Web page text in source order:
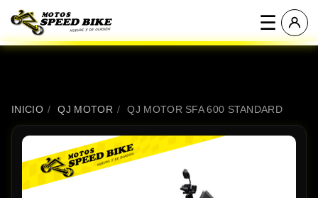
☰
INICIO / QJ MOTOR / QJ MOTOR SFA 600 STANDARD